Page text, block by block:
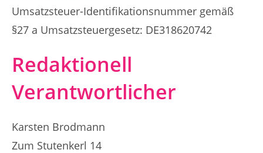
Umsatzsteuer-Identifikationsnummer gemäß
§27 a Umsatzsteuergesetz: DE318620742
Redaktionell
Verantwortlicher
Karsten Brodmann
Zum Stutenkerl 14